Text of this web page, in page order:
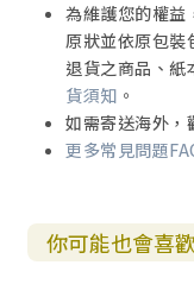
為維護您的權益
原狀並依原包裝
退貨之商品、紙
貨須知 。
如需寄送海外，
更多常見問題
你可能也會喜歡